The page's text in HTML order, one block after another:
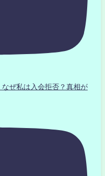
ぜ私は入会拒否？真相が